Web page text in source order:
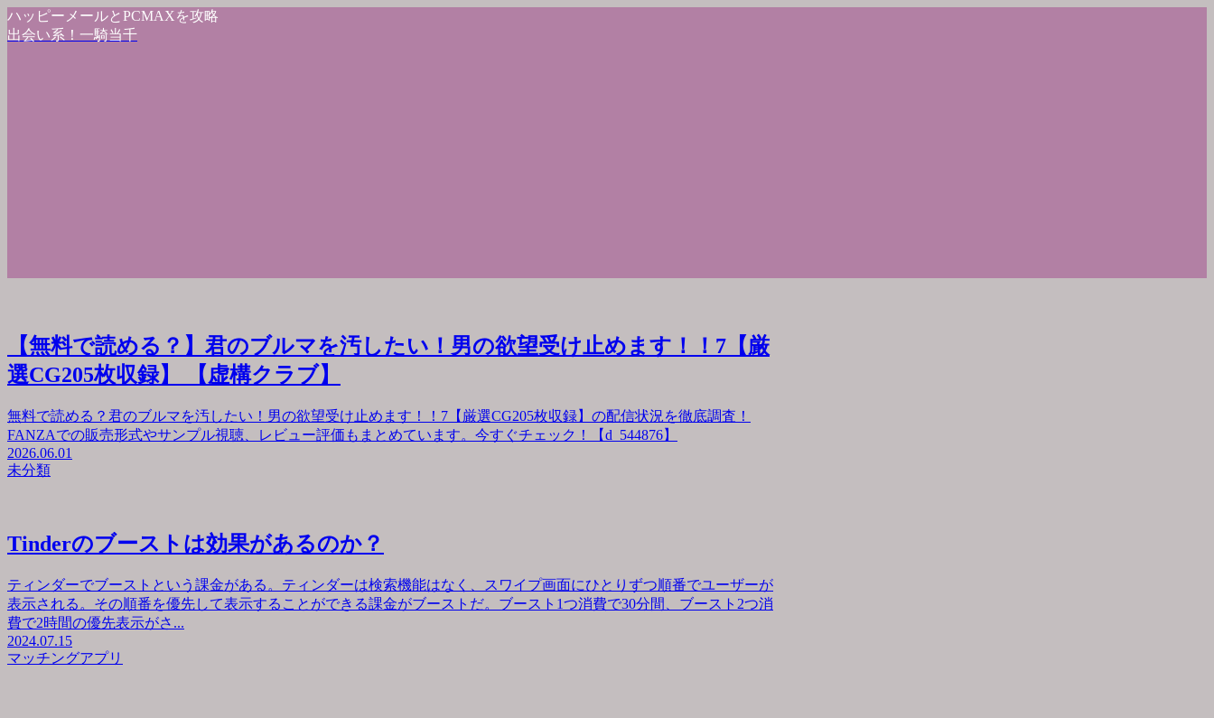
ハッピーメールとPCMAXを攻略
出会い系！一騎当千
【無料で読める？】君のブルマを汚したい！男の欲望受け止めます！！7【厳
選CG205枚収録】 【虚構クラブ】
無料で読める？君のブルマを汚したい！男の欲望受け止めます！！7【厳選CG205枚収録】の配信状況を徹底調査！
FANZAでの販売形式やサンプル視聴、レビュー評価もまとめています。今すぐチェック！【d_544876】
2026.06.01
未分類
Tinderのブーストは効果があるのか？
ティンダーでブーストという課金がある。ティンダーは検索機能はなく、スワイプ画面にひとりずつ順番でユーザーが
表示される。その順番を優先して表示することができる課金がブーストだ。ブースト1つ消費で30分間、ブースト2つ消
費で2時間の優先表示がさ...
2024.07.15
マッチングアプリ